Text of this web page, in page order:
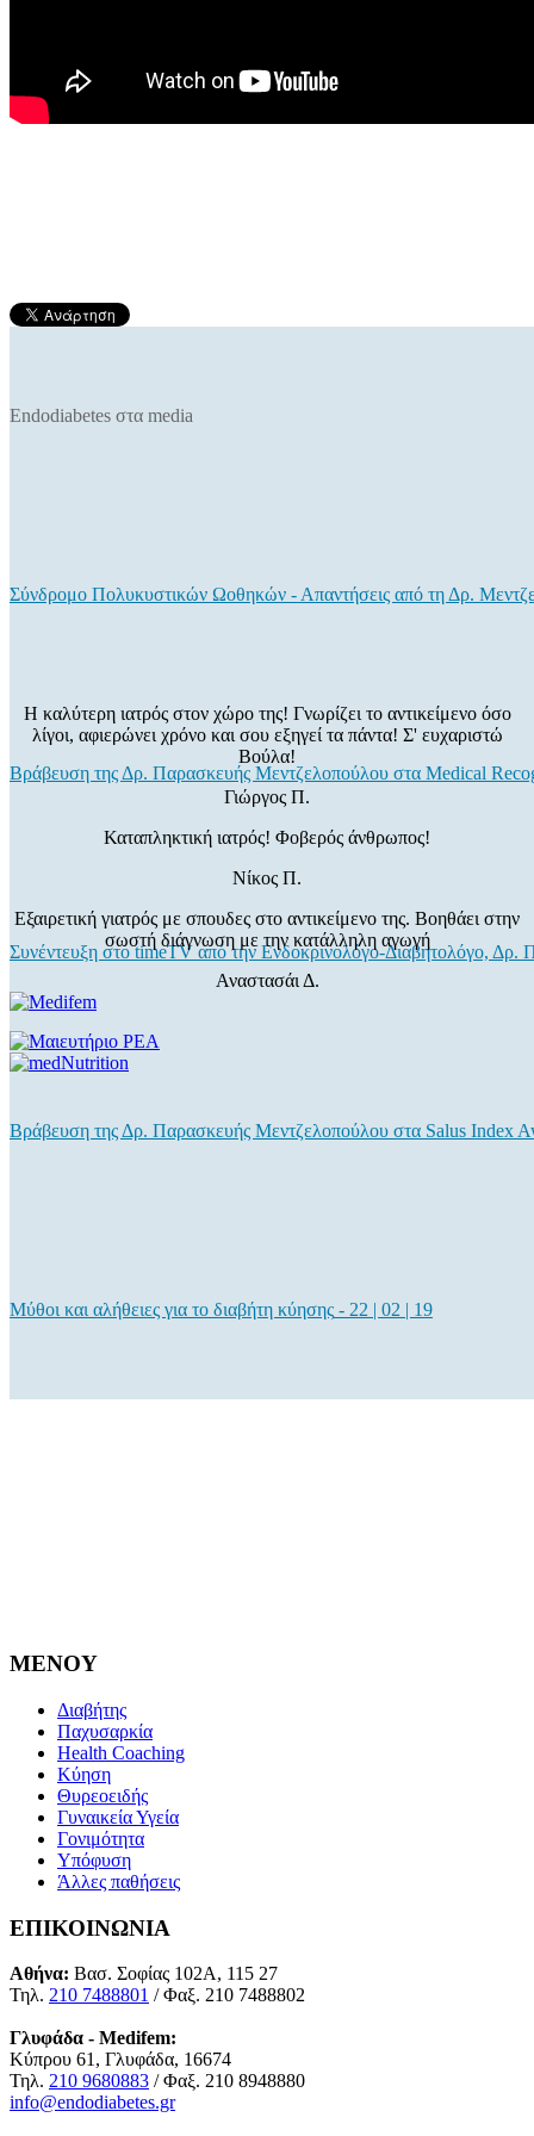
Endodiabetes στα media
Σύνδρομο Πολυκυστικών Ωοθηκών - Απαντήσεις από τη Δρ.
Βράβευση της Δρ. Παρασκευής Μεντζελοπούλου στα Medical
Συνέντευξη στο timeTV από την Ενδοκρινολόγο-Διαβητολόγο,
Βράβευση της Δρ. Παρασκευής Μεντζελοπούλου στα Salus Index
Μύθοι και αλήθειες για το διαβήτη κύησης - 22 | 02 | 19
Η καλύτερη ιατρός στον χώρο της! Γνωρίζει το αντικείμενο όσο
λίγοι, αφιερώνει χρόνο και σου εξηγεί τα πάντα! Σ' ευχαριστώ
Βούλα!
Γιώργος Π.
Καταπληκτική ιατρός! Φοβερός άνθρωπος!
Νίκος Π.
Εξαιρετική γιατρός με σπουδες στο αντικείμενο της. Βοηθάει στην
σωστή διάγνωση με την κατάλληλη αγωγή
Αναστασάι Δ.
MENOY
Διαβήτης
Παχυσαρκία
Health Coaching
Κύηση
Θυρεοειδής
Γυναικεία Υγεία
Γονιμότητα
Υπόφυση
Άλλες παθήσεις
ΕΠΙΚΟΙΝΩΝΙΑ
Αθήνα: Βασ. Σοφίας 102Α, 115 27
Τηλ. 210 7488801 / Φαξ. 210 7488802
Γλυφάδα - Medifem:
Κύπρου 61, Γλυφάδα, 16674
Τηλ. 210 9680883 / Φαξ. 210 8948880
info@endodiabetes.gr